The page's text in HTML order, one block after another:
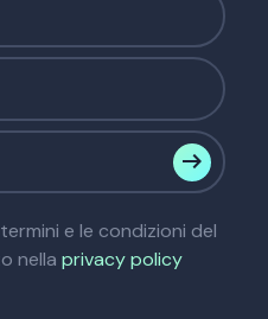
e le condizioni del
nella privacy policy